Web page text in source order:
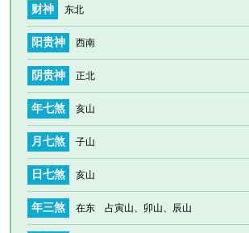
财神 东北
阳贵神 西南
阴贵神 正北
年七煞 亥山
月七煞 子山
日七煞 亥山
年三煞 在东 占寅山、卯山、辰山